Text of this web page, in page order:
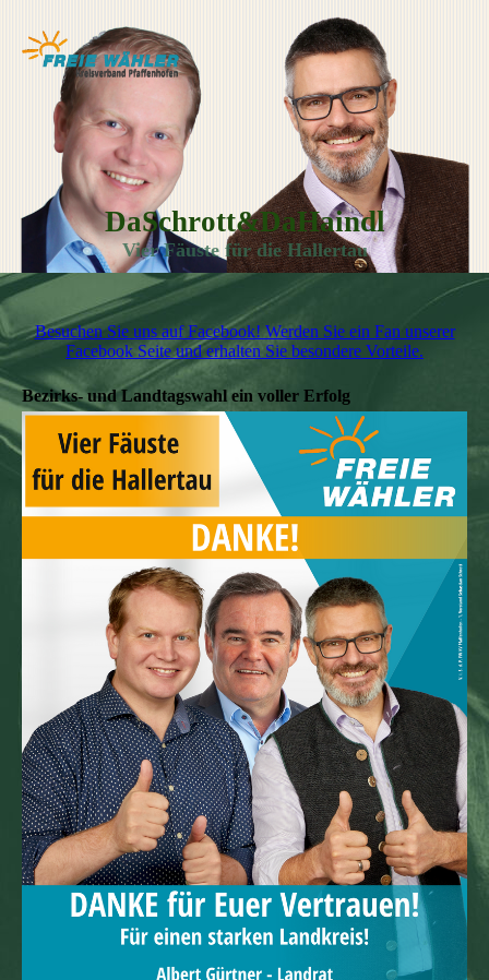
DaSchrott&DaHaindl
Vier Fäuste für die Hallertau
Besuchen Sie uns auf Facebook! Werden Sie ein Fan unserer
Facebook Seite und erhalten Sie besondere Vorteile.
Bezirks- und Landtagswahl ein voller Erfolg